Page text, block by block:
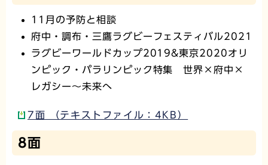
11月の予防と相談
府中・調布・三鷹ラグビーフェスティバル2021
ラグビーワールドカップ2019&東京2020オリ
ンピック・パラリンピック特集 世界×府中×
レガシー～未来へ
7面 （テキストファイル：4KB）
8面